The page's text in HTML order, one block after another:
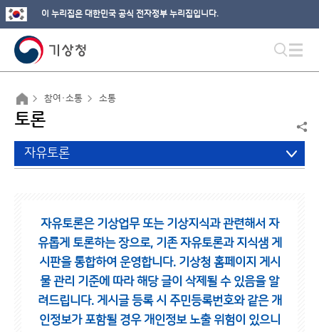
이 누리집은 대한민국 공식 전자정부 누리집입니다.
참여·소통 소통
토론
자유토론
자유토론은 기상업무 또는 기상지식과 관련해서 자
유롭게 토론하는 장으로, 기존 자유토론과 지식샘 게
시판을 통합하여 운영합니다. 기상청 홈페이지 게시
물 관리 기준에 따라 해당 글이 삭제될 수 있음을 알
려드립니다. 게시글 등록 시 주민등록번호와 같은 개
인정보가 포함될 경우 개인정보 노출 위험이 있으니